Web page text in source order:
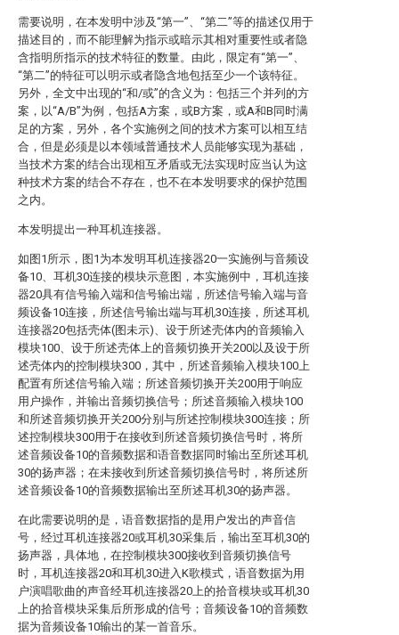
需要说明，在本发明中涉及“第一”、“第二”等的描述仅用于
描述目的，而不能理解为指示或暗示其相对重要性或者隐
含指明所指示的技术特征的数量。由此，限定有“第一”、
“第二”的特征可以明示或者隐含地包括至少一个该特征。
另外，全文中出现的“和/或”的含义为：包括三个并列的方
案，以“A/B”为例，包括A方案，或B方案，或A和B同时满
足的方案，另外，各个实施例之间的技术方案可以相互结
合，但是必须是以本领域普通技术人员能够实现为基础，
当技术方案的结合出现相互矛盾或无法实现时应当认为这
种技术方案的结合不存在，也不在本发明要求的保护范围
之内。
本发明提出一种耳机连接器。
如图1所示，图1为本发明耳机连接器20一实施例与音频设
备10、耳机30连接的模块示意图，本实施例中，耳机连接
器20具有信号输入端和信号输出端，所述信号输入端与音
频设备10连接，所述信号输出端与耳机30连接，所述耳机
连接器20包括壳体(图未示)、设于所述壳体内的音频输入
模块100、设于所述壳体上的音频切换开关200以及设于所
述壳体内的控制模块300，其中，所述音频输入模块100上
配置有所述信号输入端；所述音频切换开关200用于响应
用户操作，并输出音频切换信号；所述音频输入模块100
和所述音频切换开关200分别与所述控制模块300连接；所
述控制模块300用于在接收到所述音频切换信号时，将所
述音频设备10的音频数据和语音数据同时输出至所述耳机
30的扬声器；在未接收到所述音频切换信号时，将所述所
述音频设备10的音频数据输出至所述耳机30的扬声器。
在此需要说明的是，语音数据指的是用户发出的声音信
号，经过耳机连接器20或耳机30采集后，输出至耳机30的
扬声器，具体地，在控制模块300接收到音频切换信号
时，耳机连接器20和耳机30进入K歌模式，语音数据为用
户演唱歌曲的声音经耳机连接器20上的拾音模块或耳机30
上的拾音模块采集后所形成的信号；音频设备10的音频数
据为音频设备10输出的某一首音乐。